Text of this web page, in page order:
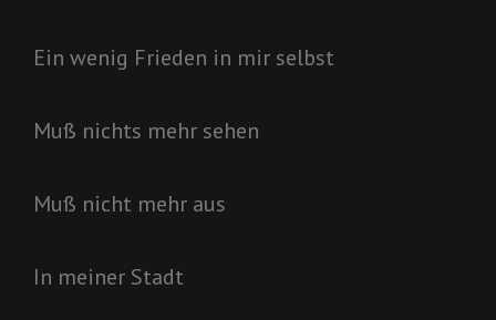
Ein wenig Frieden in mir selbst
Muß nichts mehr sehen
Muß nicht mehr aus
In meiner Stadt